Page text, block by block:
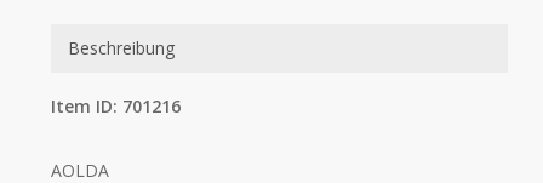
Beschreibung
Item ID: 701216
AOLDA